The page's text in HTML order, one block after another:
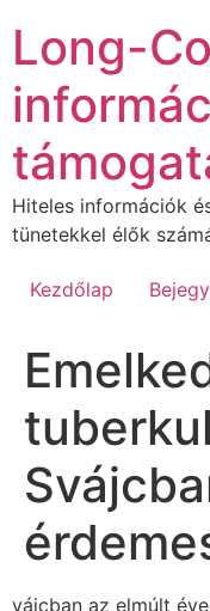
tartalomhoz
Long-
Hiteles információk
tünetekkel élők
Kezdőlap
vájcban az elmúlt